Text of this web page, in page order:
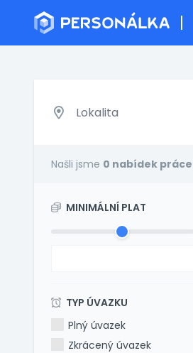
Našli jsme 0 nabídek práce
MINIMÁLNÍ PLAT
TYP ÚVAZKU
Plný úvazek
Zkrácený úvazek